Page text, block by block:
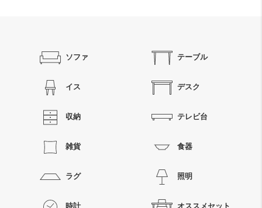
ソファ テーブル
イス デスク
収納 テレビ台
雑貨 食器
ラグ 照明
時計 オススメセット